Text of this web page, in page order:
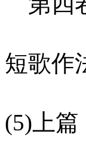
短歌作
(5)上篇